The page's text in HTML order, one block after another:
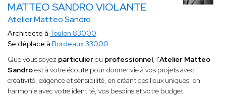
MATTEO SANDRO VIOLANTE
Atelier Matteo Sandro
Architecte à Toulon 83000
Se déplace à Bordeaux 33000
Que vous soyez particulierou professionnel, l’Atelier Matteo
Sandroest à votre écoute pour donner vie à vos projets avec
créativité, exigence et sensibilité, en créant des lieux uniques, en
harmonie avec votre identité, vos besoins et votre budget.